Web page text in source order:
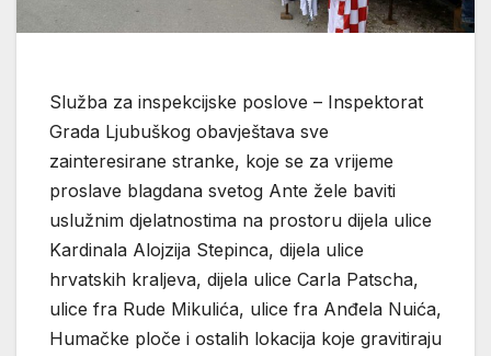
Služba za inspekcijske poslove – Inspektorat
Grada Ljubuškog obavještava sve
zainteresirane stranke, koje se za vrijeme
proslave blagdana svetog Ante žele baviti
uslužnim djelatnostima na prostoru dijela ulice
Kardinala Alojzija Stepinca, dijela ulice
hrvatskih kraljeva, dijela ulice Carla Patscha,
ulice fra Rude Mikulića, ulice fra Anđela Nuića,
Humačke ploče i ostalih lokacija koje gravitiraju